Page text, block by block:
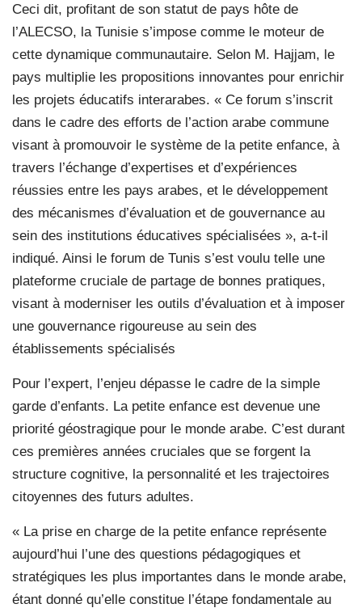
Ceci dit, profitant de son statut de pays hôte de
l’ALECSO, la Tunisie s’impose comme le moteur de
cette dynamique communautaire. Selon M. Hajjam, le
pays multiplie les propositions innovantes pour enrichir
les projets éducatifs interarabes. « Ce forum s’inscrit
dans le cadre des efforts de l’action arabe commune
visant à promouvoir le système de la petite enfance, à
travers l’échange d’expertises et d’expériences
réussies entre les pays arabes, et le développement
des mécanismes d’évaluation et de gouvernance au
sein des institutions éducatives spécialisées », a-t-il
indiqué. Ainsi le forum de Tunis s’est voulu telle une
plateforme cruciale de partage de bonnes pratiques,
visant à moderniser les outils d’évaluation et à imposer
une gouvernance rigoureuse au sein des
établissements spécialisés
Pour l’expert, l’enjeu dépasse le cadre de la simple
garde d’enfants. La petite enfance est devenue une
priorité géostragique pour le monde arabe. C’est durant
ces premières années cruciales que se forgent la
structure cognitive, la personnalité et les trajectoires
citoyennes des futurs adultes.
« La prise en charge de la petite enfance représente
aujourd’hui l’une des questions pédagogiques et
stratégiques les plus importantes dans le monde arabe,
étant donné qu’elle constitue l’étape fondamentale au